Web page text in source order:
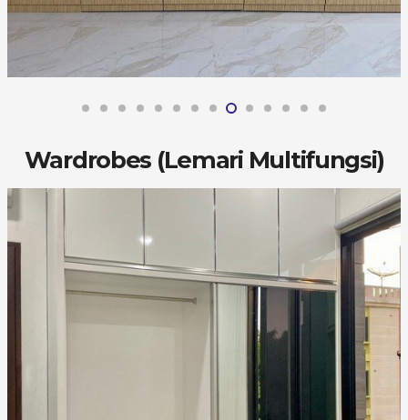
Wardrobes (Lemari Multifungsi)